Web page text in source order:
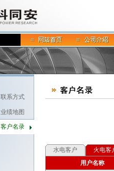
联系方式
业绩地图
客户名录
水电客户
火电客
用户名称